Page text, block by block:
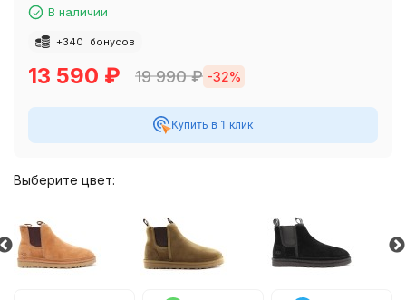
В наличии
+340 бонусов
13 590 ₽ 19 990₽ -32%
Купить в 1 клик
Выберите цвет: